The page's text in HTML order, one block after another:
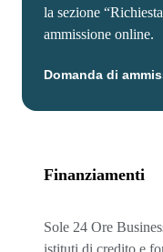
la sezione
ammissione online.
Domanda di
Finanziamenti
Sole 24 Ore